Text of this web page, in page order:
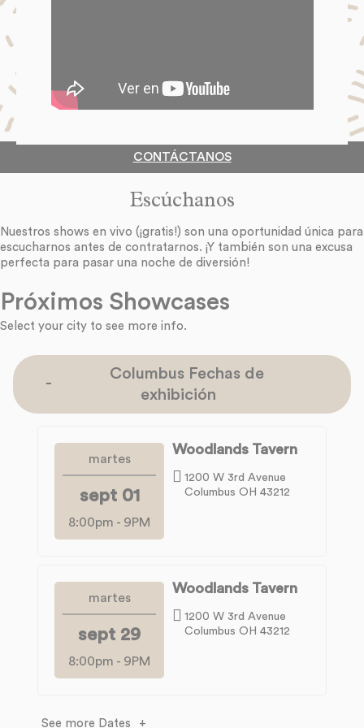
CONTÁCTANOS
Escúchanos
Nuestros shows en vivo (¡gratis!) son una oportunidad única para
escucharnos antes de contratarnos. ¡Y también son una excusa
perfecta para pasar una noche de diversión!
Próximos Showcases
Select your city to see more info.
Columbus Fechas de
exhibición
martes
sept 01
8:00pm - 9PM
Woodlands Tavern
1200 W 3rd Avenue
Columbus OH 43212
martes
sept 29
8:00pm - 9PM
Woodlands Tavern
1200 W 3rd Avenue
Columbus OH 43212
See more Dates